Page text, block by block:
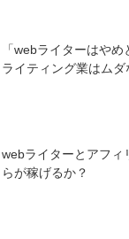
「webライターはやめ
ライティング業はムダ
webライターとアフィ
らが稼げるか？